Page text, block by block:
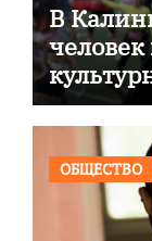
В
ОБЩЕСТВО